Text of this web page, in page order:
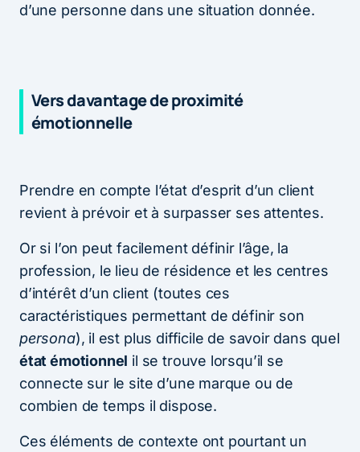
d’une personne dans une situation donnée.
Vers davantage de proximité
émotionnelle
Prendre en compte l’état d’esprit d’un client
revient à prévoir et à surpasser ses attentes.
Or si l’on peut facilement définir l’âge, la
profession, le lieu de résidence et les centres
d’intérêt d’un client (toutes ces
caractéristiques permettant de définir son
persona), il est plus difficile de savoir dans quel
état émotionnel il se trouve lorsqu’il se
connecte sur le site d’une marque ou de
combien de temps il dispose.
Ces éléments de contexte ont pourtant un